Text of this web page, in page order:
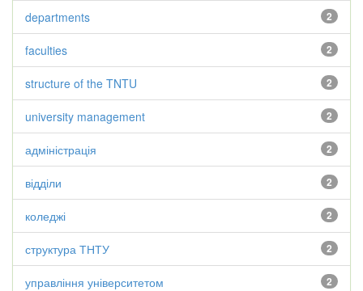
2
departments
2
faculties
2
structure of the TNTU
2
university management
2
адміністрація
2
відділи
2
коледжі
2
структура ТНТУ
2
управління університетом